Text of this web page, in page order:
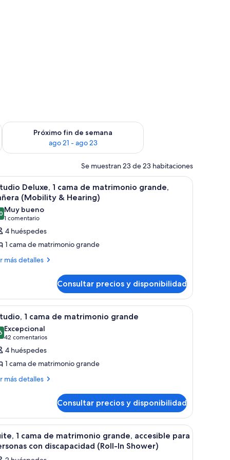
semana, ago 14 - ago 16
Próximo fin de semana
ago 21 - ago 23
Consulta la disponibilidad para el próximo fin de semana,
Se muestran 23 de 23 habitaciones
cama grande, un escritorio, una silla y un televisor.
Habitación de hotel con una cama grande,
9
Deluxe, 1 cama de matrimonio grande,
(Mobility & Hearing)
de 10
Muy bueno
1 comentario
(1 comentario)
4 huéspedes
1 cama de matrimonio grande
más detalles
Consultar precios y disponibilidad
de amplios ventanales.
cama grande, un escritorio, una silla y un televisor.
Habitación de hotel con una cama grande,
12 1 cama de matrimonio grande
de 10
Excepcional
42 comentarios
(42 comentarios)
4 huéspedes
1 cama de matrimonio grande
más detalles
Consultar precios y disponibilidad
sillón, mesa de centro y televisor de pantalla plana.
Una habitación de hotel moderna con sofá,
10
1 cama de matrimonio grande, accesible para
con discapacidad (Roll-In Shower)